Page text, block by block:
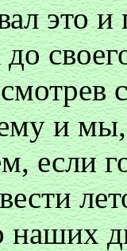
это
и
если
наших